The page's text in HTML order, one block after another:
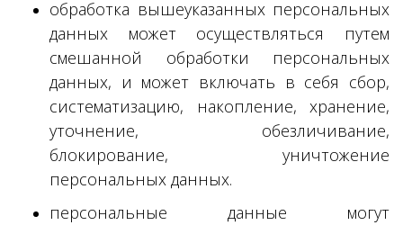
обработка вышеуказанных персональных
данных может осуществляться путем
смешанной обработки персональных
данных, и может включать в себя сбор,
систематизацию, накопление, хранение,
уточнение, обезличивание,
блокирование, уничтожение
персональных данных.
персональные данные могут